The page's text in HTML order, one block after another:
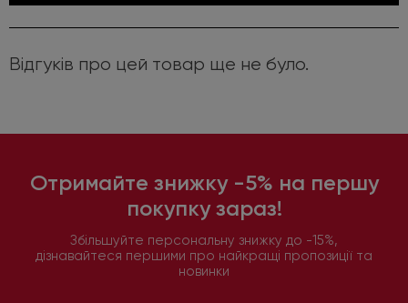
Відгуків про цей товар ще не було.
Отримайте знижку -5% на першу
покупку зараз!
Збільшуйте персональну знижку до -15%,
дізнавайтеся першими про найкращі пропозиції та
новинки